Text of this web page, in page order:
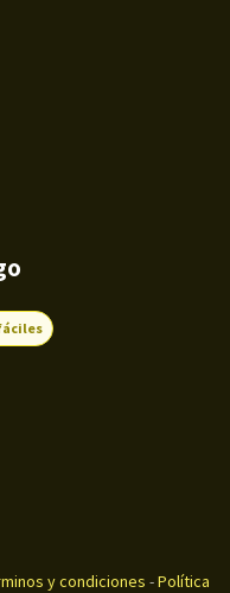
y condiciones -Política